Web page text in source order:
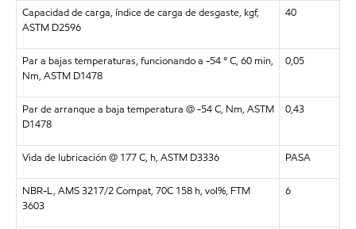
Capacidad de carga, índice de carga de desgaste, kgf,
ASTM D2596
40
Par a bajas temperaturas, funcionando a -54 ° C, 60 min,
Nm, ASTM D1478
0,05
Par de arranque a baja temperatura @ -54 C, Nm, ASTM
D1478
0,43
Vida de lubricación @ 177 C, h, ASTM D3336 PASA
NBR-L, AMS 3217/2 Compat, 70C 158 h, vol%, FTM
3603
6